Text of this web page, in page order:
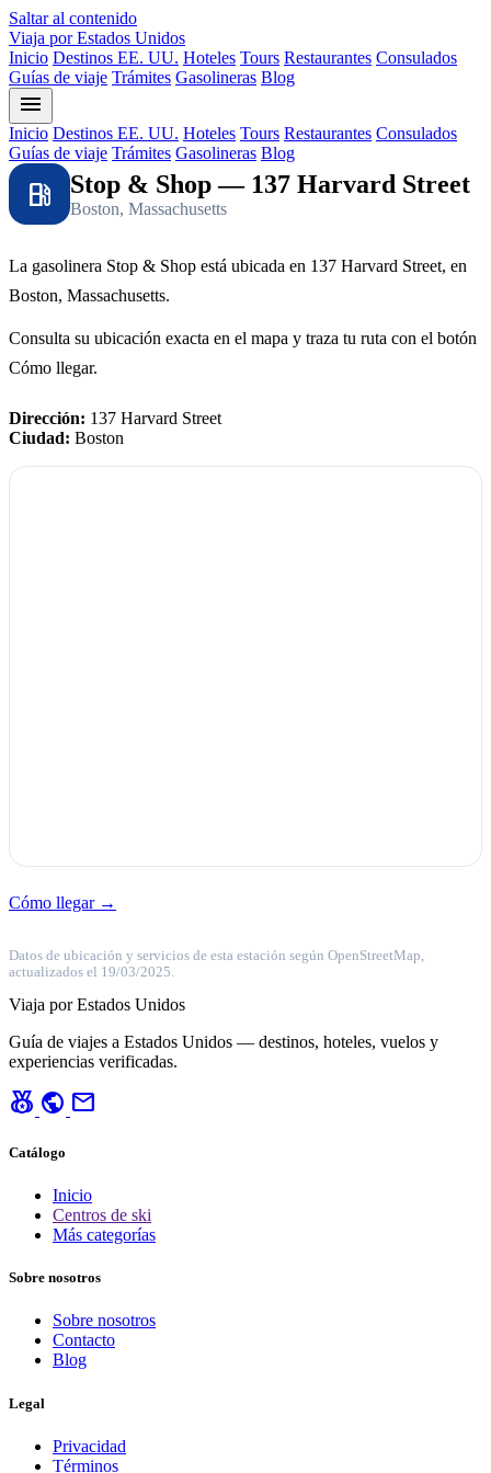
Saltar al contenido
Viaja por Estados Unidos
Inicio Destinos EE. UU. Hoteles Tours Restaurantes Consulados
Guías de viaje Trámites Gasolineras Blog
menu
Inicio Destinos EE. UU. Hoteles Tours Restaurantes Consulados
Guías de viaje Trámites Gasolineras Blog
local_gas_station Stop & Shop — 137 Harvard Street
Boston, Massachusetts
La gasolinera Stop & Shop está ubicada en 137 Harvard Street, en
Boston, Massachusetts.
Consulta su ubicación exacta en el mapa y traza tu ruta con el botón
Cómo llegar.
Dirección: 137 Harvard Street
Ciudad: Boston
Cómo llegar →
Datos de ubicación y servicios de esta estación según OpenStreetMap,
actualizados el 19/03/2025.
Viaja por Estados Unidos
Guía de viajes a Estados Unidos — destinos, hoteles, vuelos y
experiencias verificadas.
social_leaderboard public mail
Catálogo
Inicio
Centros de ski
Más categorías
Sobre nosotros
Sobre nosotros
Contacto
Blog
Legal
Privacidad
Términos